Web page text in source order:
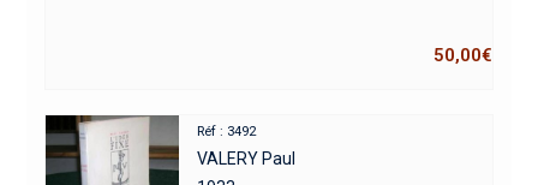
50,00€
Réf : 3492
VALERY Paul